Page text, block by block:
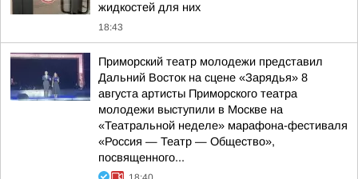
жидкостей для них
18:43
Приморский театр молодежи представил
Дальний Восток на сцене «Зарядья» 8
августа артисты Приморского театра
молодежи выступили в Москве на
«Театральной неделе» марафона-фестиваля
«Россия — Театр — Общество»,
посвященного...